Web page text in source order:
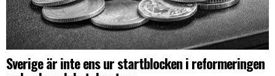
Sverige är inte ens ur startblocken i reformeringen